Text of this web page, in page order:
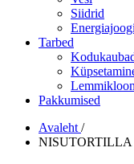
Siidrid
Tarbed
Pakkumised
Avaleht /
NISUTORTILLA